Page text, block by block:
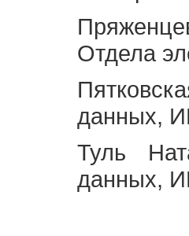
Отдела
данных,
Туль
данных,